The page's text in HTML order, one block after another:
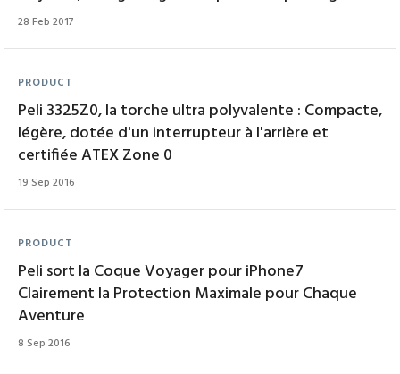
28 Feb 2017
PRODUCT
Peli 3325Z0, la torche ultra polyvalente : Compacte,
légère, dotée d'un interrupteur à l'arrière et
certifiée ATEX Zone 0
19 Sep 2016
PRODUCT
Peli sort la Coque Voyager pour iPhone7
Clairement la Protection Maximale pour Chaque
Aventure
8 Sep 2016